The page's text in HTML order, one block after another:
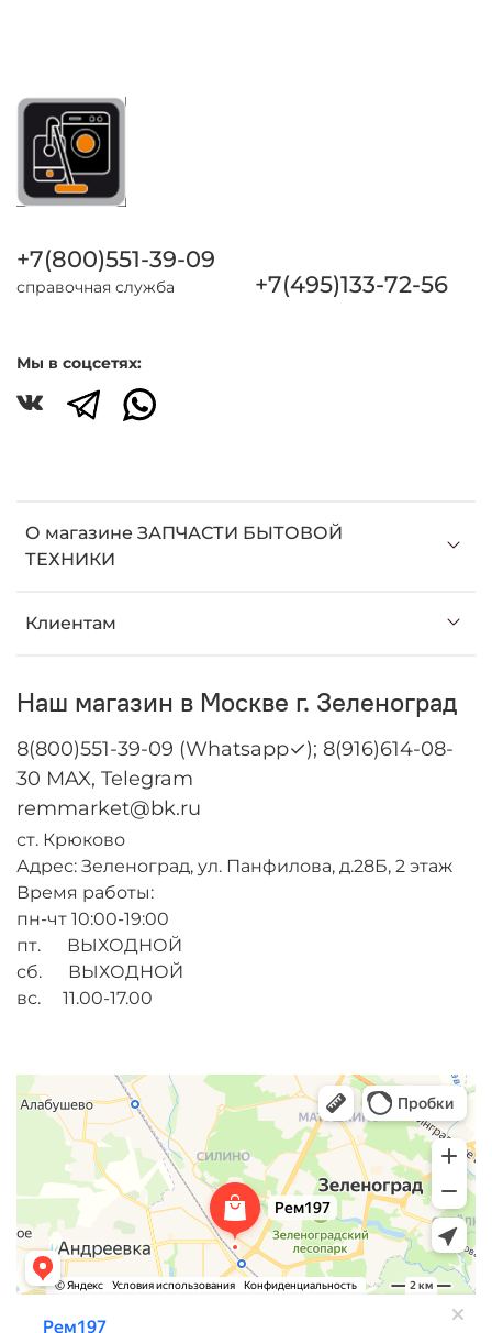
О магазине ЗАПЧАСТИ БЫТОВОЙ
ТЕХНИКИ
Клиентам
+7(800)551-39-09
справочная служба +7(495)133-72-56
Мы в соцсетях:
Наш магазин в Москве г. Зеленоград
8(800)551-39-09 (Whatsapp✓); 8(916)614-08-
30 MAX, Telegram
remmarket@bk.ru
ст. Крюково
Адрес: Зеленоград, ул. Панфилова, д.28Б, 2 этаж
Время работы:
пн-чт 10:00-19:00
пт. ВЫХОДНОЙ
сб. ВЫХОДНОЙ
вс. 11.00-17.00